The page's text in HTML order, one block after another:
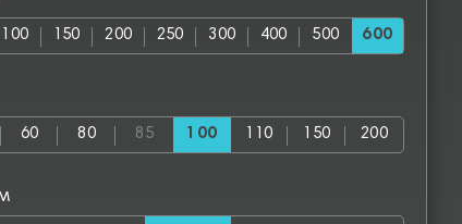
100 150 200 250 300 400 500 600
60 80 85 100 110 150 200